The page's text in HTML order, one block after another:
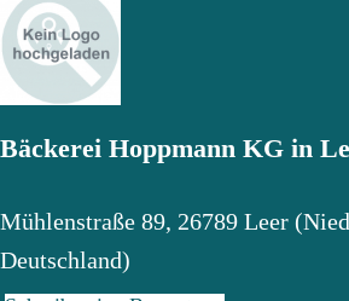
Bäckerei Hoppmann KG in
Mühlenstraße 89, 26789 Leer (
Deutschland)